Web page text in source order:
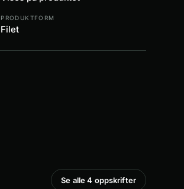
PRODUKTFORM
Filet
Se alle 4 oppskrifter